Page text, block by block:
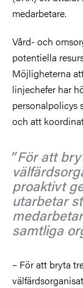
medarbetare.
Vård- och
potentiella
Möjligheterna
linjechefer har
personalpolicys
och att
För att
proaktivt
utarbetar
samtliga
– För att bryta